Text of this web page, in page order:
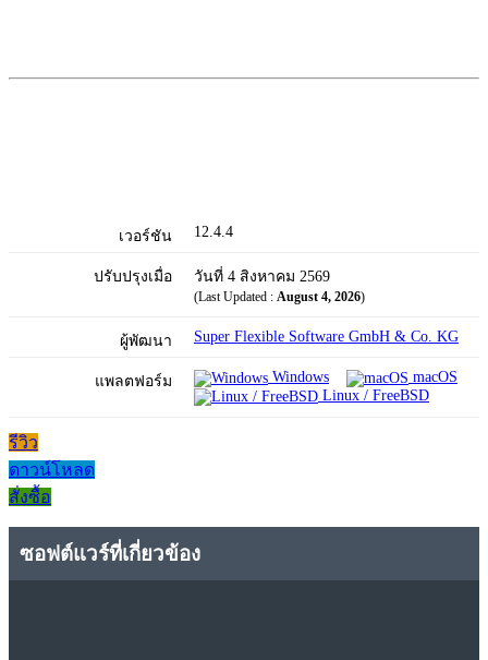
เวอร์ชัน 12.4.4
ปรับปรุงเมื่อ วันที่ 4 สิงหาคม 2569
(Last Updated : August 4, 2026)
ผู้พัฒนา Super Flexible Software GmbH & Co. KG
แพลตฟอร์ม Windows
macOS
Linux / FreeBSD
รีวิว
ดาวน์โหลด
สั่งซื้อ
ซอฟต์แวร์ที่เกี่ยวข้อง